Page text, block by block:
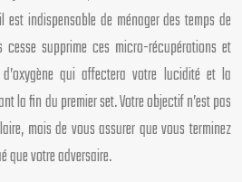
est indispensable de ménager des temps de
supprime ces micro-récupérations et
qui affectera votre lucidité et la
la fin du premier set. Votre objectif n’est pas
mais de vous assurer que vous terminez
que votre adversaire.